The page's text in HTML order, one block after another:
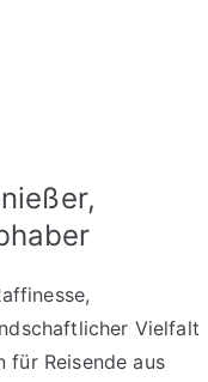
Vielfalt
für Reisende aus